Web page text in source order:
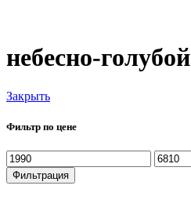
небесно-голубой
Закрыть
Фильтр по цене
Фильтрация